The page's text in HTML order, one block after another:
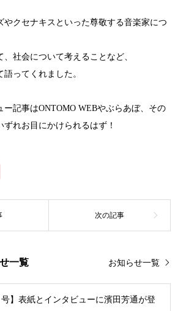
やクセナキスといった尊敬する音楽家につ
社会について考えることなど、
ってくれました。
ー記事はONTOMO WEBやぶらあぼ、その
れお目にかけられるはず！
一覧 お知らせ一覧
号】表紙とインタビューに濱田芳通が登